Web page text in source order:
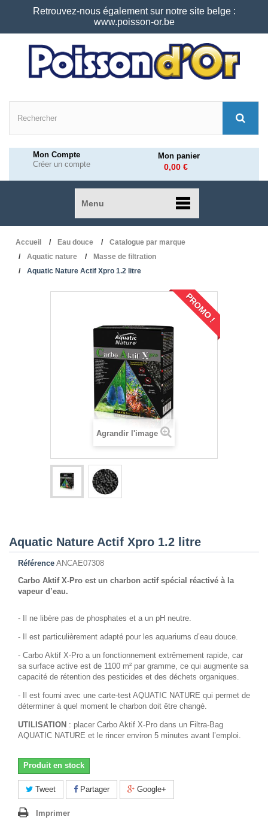
Retrouvez-nous également sur notre site belge :
www.poisson-or.be
Mon Compte
Créer un compte
Mon panier
0,00 €
Menu
Accueil Eau douce
Catalogue par marque
Aquatic nature
Masse de filtration
Aquatic Nature Actif Xpro 1.2 litre
PROMO !
Agrandir l'image
Aquatic Nature Actif Xpro 1.2 litre
Référence ANCAE07308
Carbo Aktif X-Pro est un charbon actif spécial réactivé à la
vapeur d’eau.
- Il ne libère pas de phosphates et a un pH neutre.
- Il est particulièrement adapté pour les aquariums d’eau douce.
- Carbo Aktif X-Pro a un fonctionnement extrêmement rapide, car
sa surface active est de 1100 m² par gramme, ce qui augmente sa
capacité de rétention des pesticides et des déchets organiques.
- Il est fourni avec une carte-test AQUATIC NATURE qui permet de
déterminer à quel moment le charbon doit être changé.
UTILISATION : placer Carbo Aktif X-Pro dans un Filtra-Bag
AQUATIC NATURE et le rincer environ 5 minutes avant l’emploi.
Produit en stock
Tweet Partager Google+
Imprimer